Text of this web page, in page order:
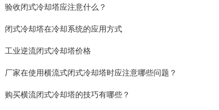
验收闭式冷却塔应注意什么？
闭式冷却塔在冷却系统的应用方式
工业逆流闭式冷却塔价格
厂家在使用横流式闭式冷却塔时应注意哪些问题？
购买横流闭式冷却塔的技巧有哪些？